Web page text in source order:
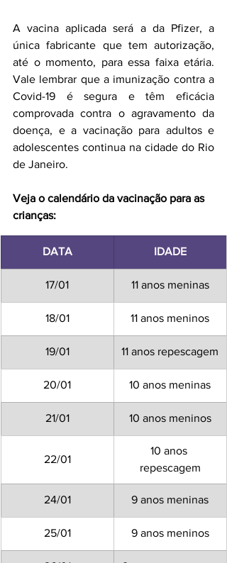
A vacina aplicada será a da Pfizer, a
única fabricante que tem autorização,
até o momento, para essa faixa etária.
Vale lembrar que a imunização contra a
Covid-19 é segura e têm eficácia
comprovada contra o agravamento da
doença, e a vacinação para adultos e
adolescentes continua na cidade do Rio
de Janeiro.
Veja o calendário da vacinação para as
crianças:
DATA IDADE
17/01 11 anos meninas
18/01 11 anos meninos
19/01 11 anos repescagem
20/01 10 anos meninas
21/01 10 anos meninos
22/01
10 anos
repescagem
24/01 9 anos meninas
25/01 9 anos meninos